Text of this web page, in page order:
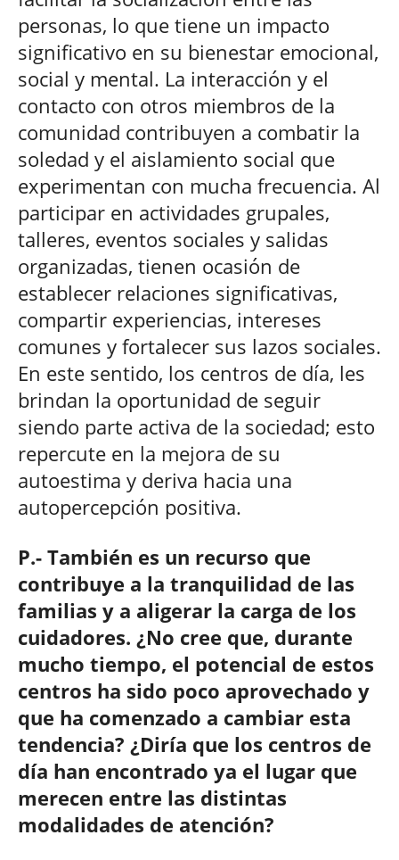
personas, lo que tiene un impacto
significativo en su bienestar emocional,
social y mental. La interacción y el
contacto con otros miembros de la
comunidad contribuyen a combatir la
soledad y el aislamiento social que
experimentan con mucha frecuencia. Al
participar en actividades grupales,
talleres, eventos sociales y salidas
organizadas, tienen ocasión de
establecer relaciones significativas,
compartir experiencias, intereses
comunes y fortalecer sus lazos sociales.
En este sentido, los centros de día, les
brindan la oportunidad de seguir
siendo parte activa de la sociedad; esto
repercute en la mejora de su
autoestima y deriva hacia una
autopercepción positiva.
P.- También es un recurso que
contribuye a la tranquilidad de las
familias y a aligerar la carga de los
cuidadores. ¿No cree que, durante
mucho tiempo, el potencial de estos
centros ha sido poco aprovechado y
que ha comenzado a cambiar esta
tendencia? ¿Diría que los centros de
día han encontrado ya el lugar que
merecen entre las distintas
modalidades de atención?